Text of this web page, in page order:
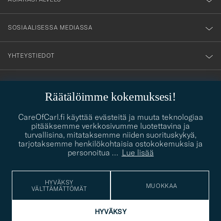
Räätälöimme kokemuksesi!
CareOfCarl.fi käyttää evästeitä ja muuta teknologiaa
pitääksemme verkkosivumme luotettavina ja
turvallisina, mitataksemme niiden suorituskykyä,
tarjotaksemme henkilökohtaisia ostokokemuksia ja
personoitua … Lue lisää
HYVÄKSY
VÄLTTÄMÄTTÖMÄT
MUOKKAA
HYVÄKSY
SOSIAALISESSA MEDIASSA
YHTEYSTIEDOT
contact@careofcarl.com
PUKEUTUMISNEUVONTA
Kaipaatko apua oman tyylisi löytämiseen? Me autamme sinua
mielellämme!
PUKEUTUMISNEUVONTA
© Care of Carl 2026